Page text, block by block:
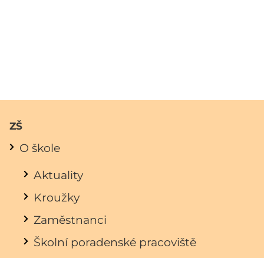
ZŠ
O škole
Aktuality
Kroužky
Zaměstnanci
Školní poradenské pracoviště